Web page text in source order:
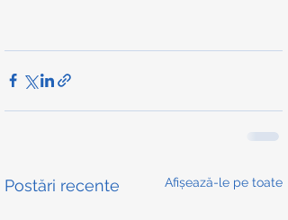
Postări recente Afișează-le pe toate